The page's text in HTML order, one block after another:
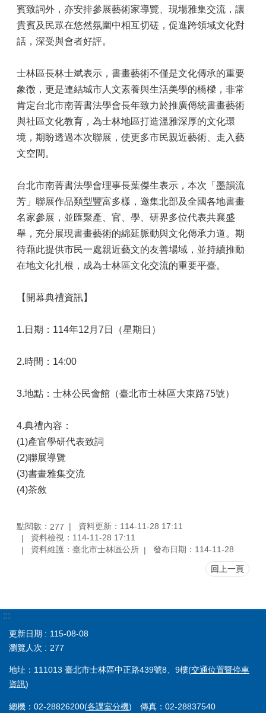
賓致詞外，亦安排參展藝術家導覽、現場雅集交流，讓
貴賓及民眾在悠然氛圍中相互切磋，促進跨領域文化對
話，深受與會者好評。
士林區長林士斌表示，書畫藝術不僅是文化傳承的重要
象徵，更是連結城市人文素養與生活美學的橋樑，非常
肯定台北市南菁書法學會長年致力於推廣傳統書畫藝術
與社區文化教育，為士林地區打造溫雅深厚的文化環
境，期盼透過本次聯展，使更多市民親近藝術、走入藝
文空間。
台北市南菁書法學會理事長葉傑生表示，本次「墨韻流
芳」聯展作品類型豐富多樣，邀集北部及全國各地書畫
名家參展，並匯聚產、官、學、研界多位代表共襄盛
舉，充分展現書畫藝術的綿延脈動與文化傳承力道。期
待藉此提供市民一處親近藝文的友善場域，並持續推動
在地文化扎根，成為士林區文化交流的重要平臺。
【開幕典禮資訊】
1.日期：114年12月7日（星期日）
2.時間：14:00
3.地點：士林公民會館（臺北市士林區大東路75號）
4.典禮內容：
(1)產官學研代表致詞
(2)聯展導覽
(3)書畫雅集交流
(4)茶敘
點閱數： 277
資料更新：114-11-28 17:11
資料檢視：114-11-28 17:11
資料維護：臺北市士林區公所
發布日期：114-11-28
回上一頁
:::
更新日期
115-08-08
瀏覽人次
277
地址：111013 臺北市士林區中正路439號8、9樓(交通位置暨停車
資訊)
總機：02-28826200(各課室分機) 傳真：02-28837540